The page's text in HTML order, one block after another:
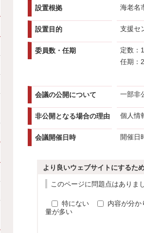
設置根拠 海老名
設置目的 支援セ
委員数・任期
定数：
任期：
会議の公開について 一部非
非公開となる場合の理由 個人情
会議開催日時 開催日
より良いウェブサイトにするた
このページに問題点はありま
特にない 内容が分か
量が多い